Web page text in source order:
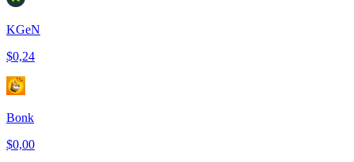
KGeN
$0,24
Bonk
$0,00